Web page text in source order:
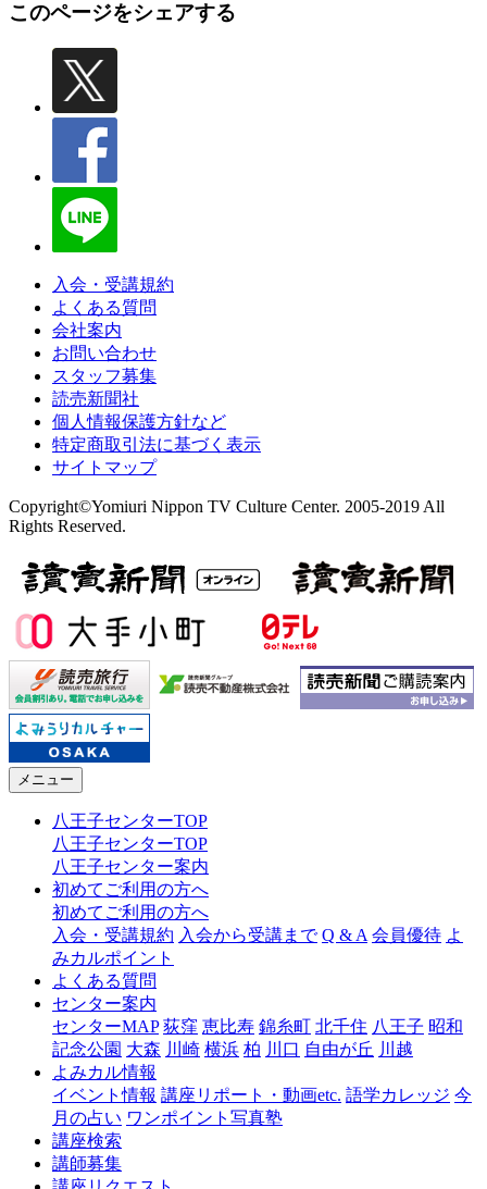
このページをシェアする
入会・受講規約
よくある質問
会社案内
お問い合わせ
スタッフ募集
読売新聞社
個人情報保護方針など
特定商取引法に基づく表示
サイトマップ
Copyright©Yomiuri Nippon TV Culture Center. 2005-2019 All
Rights Reserved.
メニュー
八王子センターTOP
八王子センターTOP
八王子センター案内
初めてご利用の方へ
初めてご利用の方へ
入会・受講規約 入会から受講まで Q & A 会員優待 よ
みカルポイント
よくある質問
センター案内
センターMAP 荻窪 恵比寿 錦糸町 北千住 八王子 昭和
記念公園 大森 川崎 横浜 柏 川口 自由が丘 川越
よみカル情報
イベント情報 講座リポート・動画etc. 語学カレッジ 今
月の占い ワンポイント写真塾
講座検索
講師募集